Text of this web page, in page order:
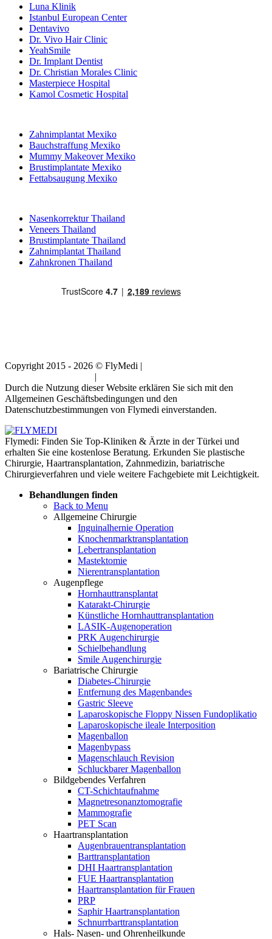
Luna Klinik
Istanbul European Center
Dentavivo
Dr. Vivo Hair Clinic
YeahSmile
Dr. Implant Dentist
Dr. Christian Morales Clinic
Masterpiece Hospital
Kamol Cosmetic Hospital
Zahnimplantat Mexiko
Bauchstraffung Mexiko
Mummy Makeover Mexiko
Brustimplantate Mexiko
Fettabsaugung Mexiko
Nasenkorrektur Thailand
Veneers Thailand
Brustimplantate Thailand
Zahnimplantat Thailand
Zahnkronen Thailand
Copyright 2015 - 2026 © FlyMedi |
|
Durch die Nutzung dieser Website erklären Sie sich mit den
Allgemeinen Geschäftsbedingungen und den
Datenschutzbestimmungen von Flymedi einverstanden.
Flymedi: Finden Sie Top-Kliniken & Ärzte in der Türkei und
erhalten Sie eine kostenlose Beratung. Erkunden Sie plastische
Chirurgie, Haartransplantation, Zahnmedizin, bariatrische
Chirurgieverfahren und viele weitere Fachgebiete mit Leichtigkeit.
Behandlungen finden
Back to Menu
Allgemeine Chirurgie
Inguinalhernie Operation
Knochenmarktransplantation
Lebertransplantation
Mastektomie
Nierentransplantation
Augenpflege
Hornhauttransplantat
Katarakt-Chirurgie
Künstliche Hornhauttransplantation
LASIK-Augenoperation
PRK Augenchirurgie
Schielbehandlung
Smile Augenchirurgie
Bariatrische Chirurgie
Diabetes-Chirurgie
Entfernung des Magenbandes
Gastric Sleeve
Laparoskopische Floppy Nissen Fundoplikatio
Laparoskopische ileale Interposition
Magenballon
Magenbypass
Magenschlauch Revision
Schluckbarer Magenballon
Bildgebendes Verfahren
CT-Schichtaufnahme
Magnetresonanztomografie
Mammografie
PET Scan
Haartransplantation
Augenbrauentransplantation
Barttransplantation
DHI Haartransplantation
FUE Haartransplantation
Haartransplantation für Frauen
PRP
Saphir Haartransplantation
Schnurrbarttransplantation
Hals- Nasen- und Ohrenheilkunde